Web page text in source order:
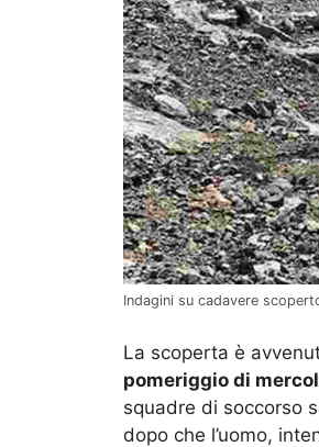
Indagini su cadavere
La scoperta è
pomeriggio di
squadre di soccorso
dopo che l’uomo,